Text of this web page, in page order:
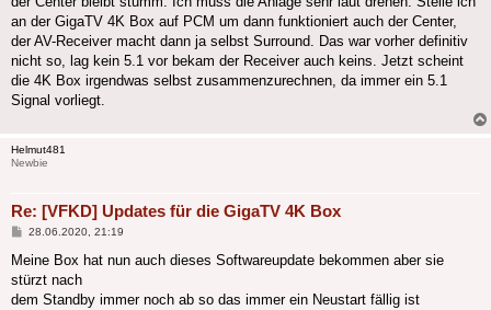
an der GigaTV 4K Box auf PCM um dann funktioniert auch der Center,
der AV-Receiver macht dann ja selbst Surround. Das war vorher definitiv
nicht so, lag kein 5.1 vor bekam der Receiver auch keins. Jetzt scheint
die 4K Box irgendwas selbst zusammenzurechnen, da immer ein 5.1
Signal vorliegt.
Helmut481
Newbie
Re: [VFKD] Updates für die GigaTV 4K Box
Beitrag
28.06.2020, 21:19
Meine Box hat nun auch dieses Softwareupdate bekommen aber sie
stürzt nach
dem Standby immer noch ab so das immer ein Neustart fällig ist